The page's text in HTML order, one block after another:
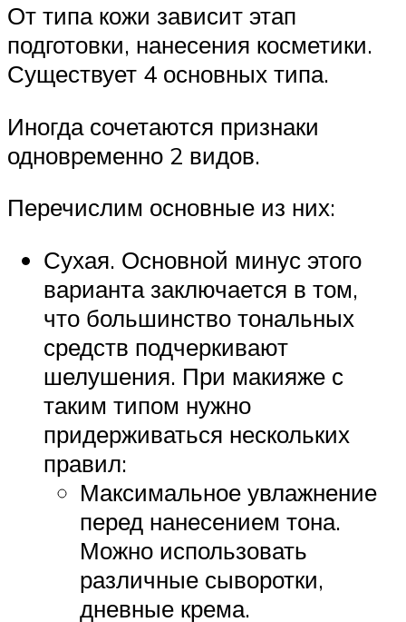
От типа кожи зависит этап
подготовки, нанесения косметики.
Существует 4 основных типа.
Иногда сочетаются признаки
одновременно 2 видов.
Перечислим основные из них:
Сухая. Основной минус этого
варианта заключается в том,
что большинство тональных
средств подчеркивают
шелушения. При макияже с
таким типом нужно
придерживаться нескольких
правил:
Максимальное увлажнение
перед нанесением тона.
Можно использовать
различные сыворотки,
дневные крема.